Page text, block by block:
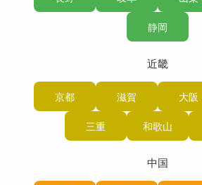
静岡
近畿
京都 滋賀 大阪
三重 和歌山
中国